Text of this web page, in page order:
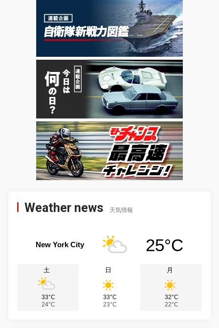
Weather news 天気情報
New York City 25°C
土
33°C
24°C
日
33°C
23°C
月
32°C
22°C